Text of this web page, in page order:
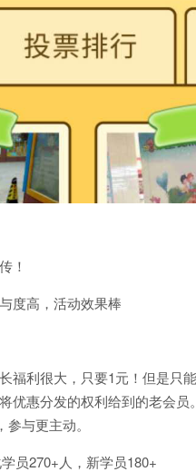
！
度高，活动效果棒
福利很大，只要1元！但是只
优惠分发的权利给到的老会
与更主动。
员270+人，新学员180+